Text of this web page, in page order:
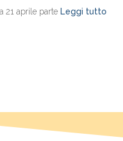
21 aprile parte Leggi tutto